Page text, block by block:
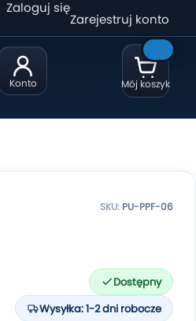
Konto
Zaloguj się
Zarejestruj konto
Mój koszyk
SKU: PU-PPF-06
Dostępny
Wysyłka: 1-2 dni robocze